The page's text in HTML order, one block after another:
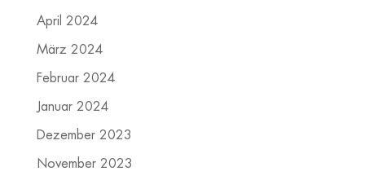
April 2024
März 2024
Februar 2024
Januar 2024
Dezember 2023
November 2023